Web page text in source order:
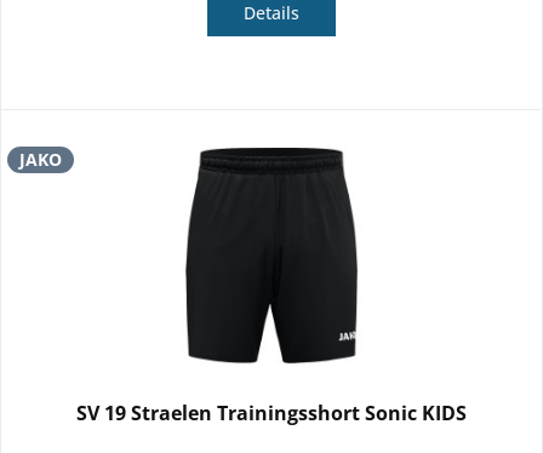
Details
JAKO
SV 19 Straelen Trainingsshort Sonic KIDS